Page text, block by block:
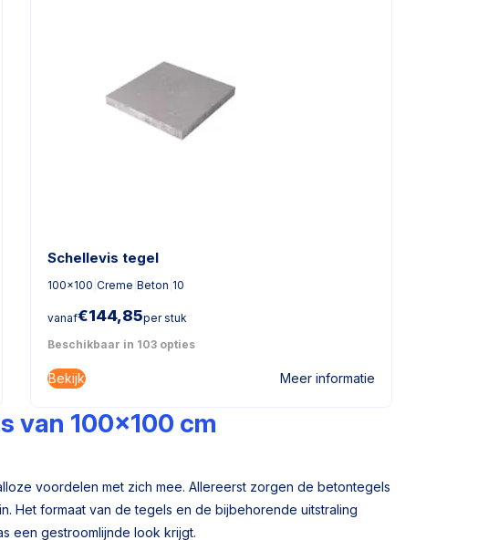
Schellevis tegel
100x100 Creme Beton 10
vanaf€144,85per stuk
Beschikbaar in 103 opties
Bekijk Meer informatie
van 100×100 cm
voordelen met zich mee. Allereerst zorgen de betontegels
Het formaat van de tegels en de bijbehorende uitstraling
een gestroomlijnde look krijgt.